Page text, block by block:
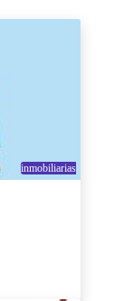
inmobiliarias